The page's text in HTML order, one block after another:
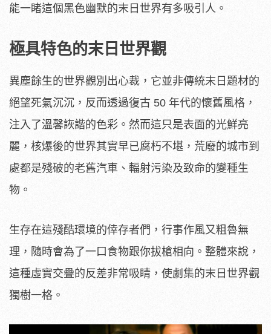
能一睹這個黑色幽默的末日世界有多吸引人。
極具特色的末日世界觀
異塵餘生的世界觀別出心裁，它並非傳統末日題材的
絕望死氣沉沉，反而透過復古 50 年代的懷舊風格，
注入了溫馨詼諧的色彩。然而這只是表面的光鮮亮
麗，核爆後的世界其實早已腐朽不堪，荒廢的城市到
處都是殘破的老舊汽車、輻射污染及致命的變種生
物。
生存在這殘酷環境的倖存者們，行事作風又粗魯無
理，隨時會為了一口食物跟你拔槍相向。整體來說，
這種虛實交疊的反差非常吸睛，使劇集的末日世界觀
獨樹一格。